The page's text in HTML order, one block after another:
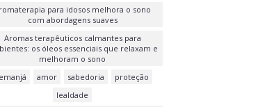
para idosos melhora o sono
com abordagens suaves
Aromas terapêuticos calmantes para
os óleos essenciais que relaxam e
melhoram o sono
amor sabedoria
proteção
lealdade